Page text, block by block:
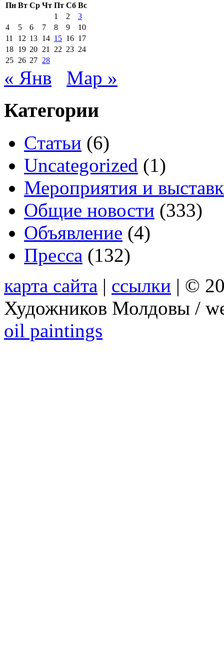
Пн Вт Ср Чт Пт Сб Вс
1
2
3
4
5 6 7 8 9
10
11
12 13 14 15 16 17
18 19 20 21 22 23 24
25 26 27 28
« Янв Мар »
Категории
Cтатьи (6)
Uncategorized (1)
Мероприятия и
Общие новости (333)
Объявление (4)
Пресса (132)
карта сайта | ссылки | ©
Художников Молдовы /
oil paintings